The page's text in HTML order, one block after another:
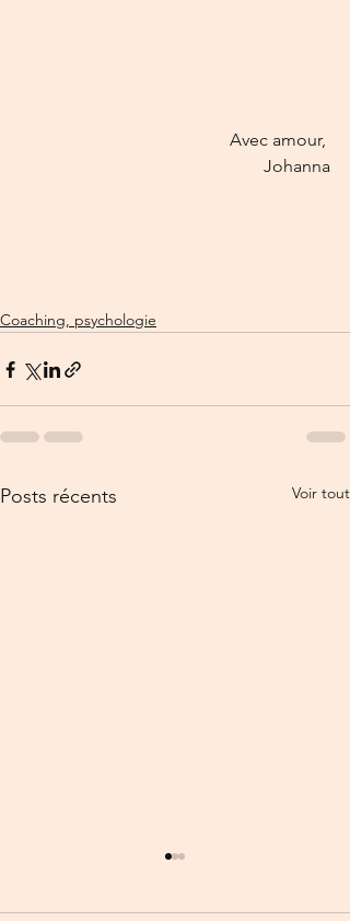
Avec amour,
Johanna
Coaching, psychologie
Posts récents Voir tout